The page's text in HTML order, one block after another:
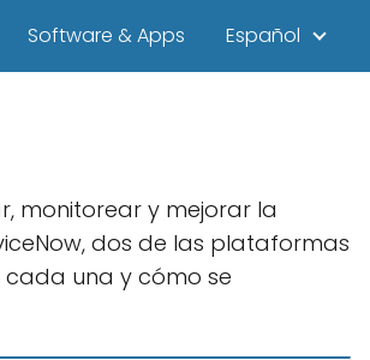
Software & Apps Español
monitorear y mejorar la
dos de las plataformas
una y cómo se